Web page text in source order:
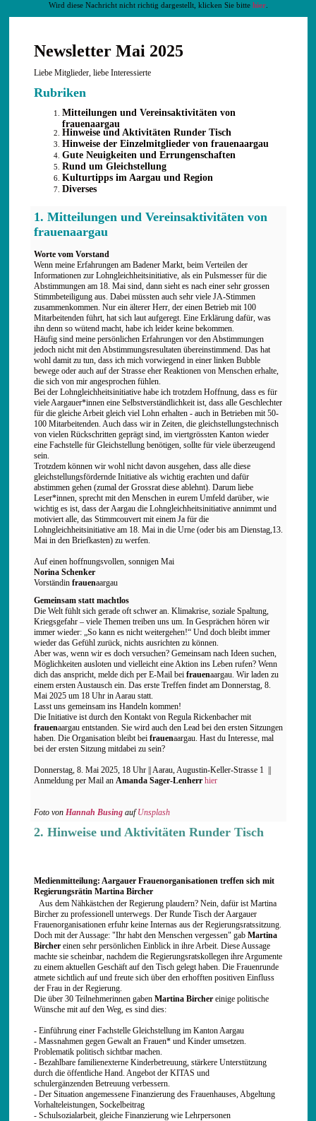
Wird diese Nachricht nicht richtig dargestellt, klicken Sie bitte hier.
Newsletter Mai 2025
Liebe Mitglieder, liebe Interessierte
Rubriken
Mitteilungen und Vereinsaktivitäten von
frauenaargau
Hinweise und Aktivitäten Runder Tisch
Hinweise der Einzelmitglieder von frauenaargau
Gute Neuigkeiten und Errungenschaften
Rund um Gleichstellung
Kulturtipps im Aargau und Region
Diverses
1. Mitteilungen und Vereinsaktivitäten von
frauenaargau
Worte vom Vorstand
Wenn meine Erfahrungen am Badener Markt, beim Verteilen der
Informationen zur Lohngleichheitsinitiative, als ein Pulsmesser für die
Abstimmungen am 18. Mai sind, dann sieht es nach einer sehr grossen
Stimmbeteiligung aus. Dabei müssten auch sehr viele JA-Stimmen
zusammenkommen. Nur ein älterer Herr, der einen Betrieb mit 100
Mitarbeitenden führt, hat sich laut aufgeregt. Eine Erklärung dafür, was
ihn denn so wütend macht, habe ich leider keine bekommen.
Häufig sind meine persönlichen Erfahrungen vor den Abstimmungen
jedoch nicht mit den Abstimmungsresultaten übereinstimmend. Das hat
wohl damit zu tun, dass ich mich vorwiegend in einer linken Bubble
bewege oder auch auf der Strasse eher Reaktionen von Menschen erhalte,
die sich von mir angesprochen fühlen.
Bei der Lohngleichheitsinitiative habe ich trotzdem Hoffnung, dass es für
viele Aargauer*innen eine Selbstverständlichkeit ist, dass alle Geschlechter
für die gleiche Arbeit gleich viel Lohn erhalten - auch in Betrieben mit 50-
100 Mitarbeitenden. Auch dass wir in Zeiten, die gleichstellungstechnisch
von vielen Rückschritten geprägt sind, im viertgrössten Kanton wieder
eine Fachstelle für Gleichstellung benötigen, sollte für viele überzeugend
sein.
Trotzdem können wir wohl nicht davon ausgehen, dass alle diese
gleichstellungsfördernde Initiative als wichtig erachten und dafür
abstimmen gehen (zumal der Grossrat diese ablehnt). Darum liebe
Leser*innen, sprecht mit den Menschen in eurem Umfeld darüber, wie
wichtig es ist, dass der Aargau die Lohngleichheitsinitiative annimmt und
motiviert alle, das Stimmcouvert mit einem Ja für die
Lohngleichheitsinitiative am 18. Mai in die Urne (oder bis am Dienstag,13.
Mai in den Briefkasten) zu werfen.
Auf einen hoffnungsvollen, sonnigen Mai
Norina Schenker
Vorständin frauenaargau
Gemeinsam statt machtlos
Die Welt fühlt sich gerade oft schwer an. Klimakrise, soziale Spaltung,
Kriegsgefahr – viele Themen treiben uns um. In Gesprächen hören wir
immer wieder: „So kann es nicht weitergehen!“ Und doch bleibt immer
wieder das Gefühl zurück, nichts ausrichten zu können.
Aber was, wenn wir es doch versuchen? Gemeinsam nach Ideen suchen,
Möglichkeiten ausloten und vielleicht eine Aktion ins Leben rufen? Wenn
dich das anspricht, melde dich per E-Mail bei frauenaargau. Wir laden zu
einem ersten Austausch ein. Das erste Treffen findet am Donnerstag, 8.
Mai 2025 um 18 Uhr in Aarau statt.
Lasst uns gemeinsam ins Handeln kommen!
Die Initiative ist durch den Kontakt von Regula Rickenbacher mit
frauenaargau entstanden. Sie wird auch den Lead bei den ersten Sitzungen
haben. Die Organisation bleibt beifrauenaargau. Hast du Interesse, mal
bei der ersten Sitzung mitdabei zu sein?
Donnerstag, 8. Mai 2025, 18 Uhr || Aarau, Augustin-Keller-Strasse 1 ||
Anmeldung per Mail an Amanda Sager-Lenherr hier
Foto von Hannah BusingaufUnsplash
2. Hinweise und Aktivitäten Runder Tisch
Medienmitteilung: Aargauer Frauenorganisationen treffen sich mit
Regierungsrätin Martina Bircher
Aus dem Nähkästchen der Regierung plaudern? Nein, dafür ist Martina
Bircher zu professionell unterwegs. Der Runde Tisch der Aargauer
Frauenorganisationen erfuhr keine Internas aus der Regierungsratssitzung.
Doch mit der Aussage: "Ihr habt den Menschen vergessen" gab Martina
Birchereinen sehr persönlichen Einblick in ihre Arbeit. Diese Aussage
machte sie scheinbar, nachdem die Regierungsratskollegen ihre Argumente
zu einem aktuellen Geschäft auf den Tisch gelegt haben. Die Frauenrunde
atmete sichtlich auf und freute sich über den erhofften positiven Einfluss
der Frau in der Regierung.
Die über 30 Teilnehmerinnen gaben Martina Birchereinige politische
Wünsche mit auf den Weg, es sind dies:
- Einführung einer Fachstelle Gleichstellung im Kanton Aargau
- Massnahmen gegen Gewalt an Frauen* und Kinder umsetzen.
Problematik politisch sichtbar machen.
- Bezahlbare familienexterne Kinderbetreuung, stärkere Unterstützung
durch die öffentliche Hand. Angebot der KITAS und
schulergänzenden Betreuung verbessern.
- Der Situation angemessene Finanzierung des Frauenhauses, Abgeltung
Vorhalteleistungen, Sockelbeitrag
- Schulsozialarbeit, gleiche Finanzierung wie Lehrpersonen